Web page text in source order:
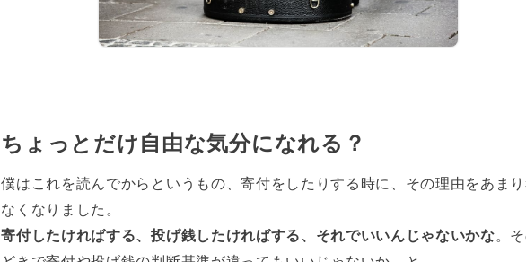
ちょっとだけ自由な気分になれる？
僕はこれを読んでからというもの、寄付をしたりする時に、その理由をあま
なくなりました。
寄付したければする、投げ銭したければする、それでいいんじゃないかな。